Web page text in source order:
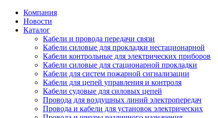
Компания
Новости
Каталог
Кабели и провода передачи связи
Кабели силовые для прокладки нестационарной
Кабели контрольные для электрических приборов
Кабели силовые для стационарной прокладки
Кабели для систем пожарной сигнализации
Кабели для цепей управления и контроля
Кабели судовые для силовых цепей
Провода для воздушных линий электропередач
Провода и кабели для установок электрических